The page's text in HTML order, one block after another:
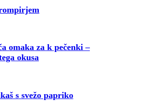
omaka za k pečenki –
okusa
s svežo papriko